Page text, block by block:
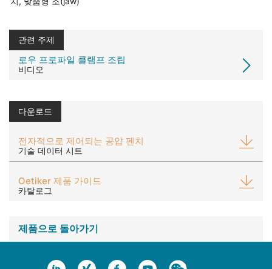
관련 주제
로우 프로파일 클램프 조립
비디오
다운로드
전자적으로 제어되는 공압 펜치
기술 데이터 시트
Oetiker 제품 가이드
카탈로그
제품으로 돌아가기